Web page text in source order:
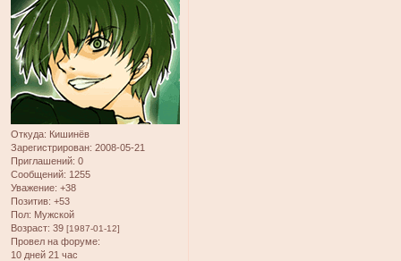
Откуда: Кишинёв
Зарегистрирован: 2008-05-21
Приглашений: 0
Сообщений: 1255
Уважение: +38
Позитив: +53
Пол: Мужской
Возраст: 39 [1987-01-12]
Провел на форуме:
10 дней 21 час